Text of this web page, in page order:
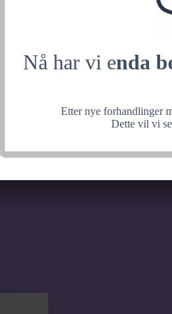
Nå har vi enda
Etter nye forhandlinger
Dette vil vi
med